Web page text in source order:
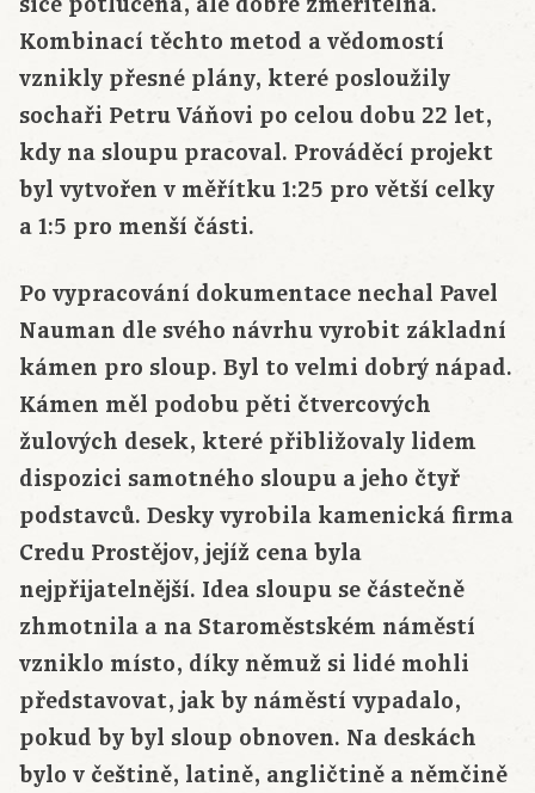
Kombinací těchto metod a vědomostí
vznikly přesné plány, které posloužily
sochaři Petru Váňovi po celou dobu 22 let,
kdy na sloupu pracoval. Prováděcí projekt
byl vytvořen v měřítku 1:25 pro větší celky
a 1:5 pro menší části.
Po vypracování dokumentace nechal Pavel
Nauman dle svého návrhu vyrobit základní
kámen pro sloup. Byl to velmi dobrý nápad.
Kámen měl podobu pěti čtvercových
žulových desek, které přibližovaly lidem
dispozici samotného sloupu a jeho čtyř
podstavců. Desky vyrobila kamenická firma
Credu Prostějov, jejíž cena byla
nejpřijatelnější. Idea sloupu se částečně
zhmotnila a na Staroměstském náměstí
vzniklo místo, díky němuž si lidé mohli
představovat, jak by náměstí vypadalo,
pokud by byl sloup obnoven. Na deskách
bylo v češtině, latině, angličtině a němčině